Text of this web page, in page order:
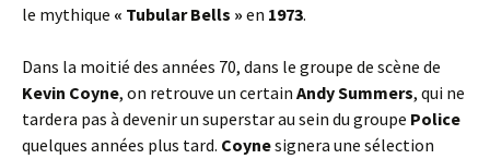
le mythique « Tubular Bells » en 1973.
Dans la moitié des années 70, dans le groupe de scène de
Kevin Coyne, on retrouve un certain Andy Summers, qui ne
tardera pas à devenir un superstar au sein du groupe Police
quelques années plus tard. Coynesignera une sélection